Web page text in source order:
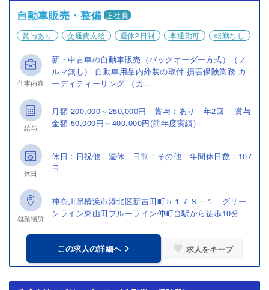
自動車販売・整備 正社員
賞与あり
交通費支給 週休2日制 車通勤可 転勤なし
仕事内容
新・中古車の自動車販売（バックオーダー方式）（ノ
ルマ無し） 自動車用品内外装の取付 損害保険業務 カ
ーディティーリング （カ...
給与
月額 200,000～250,000円 賞与：あり 年2回 賞与
金額 50,000円～400,000円(前年度実績)
休日
休日：日祝他 週休二日制：その他 年間休日数：107
日
就業場所
神奈川県横浜市港北区新吉田町５１７８－１ グリー
ンライン東山田ブルーライン仲町台駅から徒歩10分
この求人の詳細へ 求人をキープ